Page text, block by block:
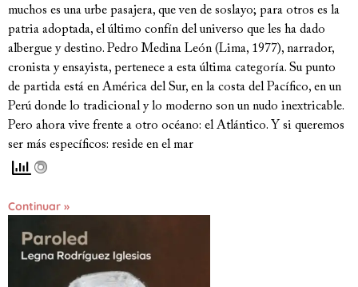
muchos es una urbe pasajera, que ven de soslayo; para otros es la
patria adoptada, el último confín del universo que les ha dado
albergue y destino. Pedro Medina León (Lima, 1977), narrador,
cronista y ensayista, pertenece a esta última categoría. Su punto
de partida está en América del Sur, en la costa del Pacífico, en un
Perú donde lo tradicional y lo moderno son un nudo inextricable.
Pero ahora vive frente a otro océano: el Atlántico. Y si queremos
ser más específicos: reside en el mar
Continuar »